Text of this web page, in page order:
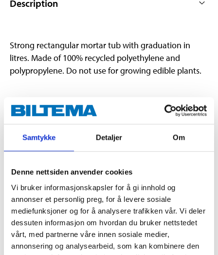
Samtykke Detaljer Om
Denne nettsiden anvender cookies
Vi bruker informasjonskapsler for å gi innhold og
annonser et personlig preg, for å levere sosiale
mediefunksjoner og for å analysere trafikken vår. Vi deler
dessuten informasjon om hvordan du bruker nettstedet
vårt, med partnerne våre innen sosiale medier,
annonsering og analysearbeid, som kan kombinere den
Description
Strong rectangular mortar tub with graduation in
litres. Made of 100% recycled polyethylene and
polypropylene. Do not use for growing edible plants.
Technical specifications
Volume
90 l
Length
774 mm (Top)
Length
540 mm (Base)
Width
540 mm (Top)
Width
345 mm (Base)
Height
306 mm
Material
PP/LDPE